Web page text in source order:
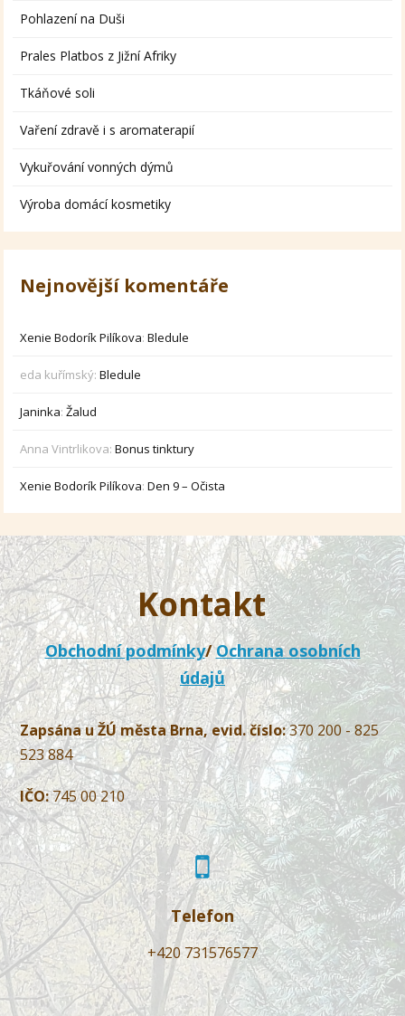
Pohlazení na Duši
Prales Platbos z Jižní Afriky
Tkáňové soli
Vaření zdravě i s aromaterapií
Vykuřování vonných dýmů
Výroba domácí kosmetiky
Nejnovější komentáře
Xenie Bodorík Pilíkova:Bledule
eda kuřímský:Bledule
Janinka:Žalud
Anna Vintrlikova:Bonus tinktury
Xenie Bodorík Pilíkova:Den 9 – Očista
Kontakt
Obchodní podmínky/Ochrana osobních
údajů
Zapsána u ŽÚ města Brna, evid. číslo:370 200 - 825
523 884
IČO:745 00 210
Telefon
+420 731576577